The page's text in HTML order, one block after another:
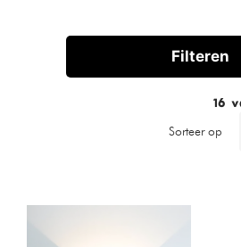
Filteren
16
Sorteer op